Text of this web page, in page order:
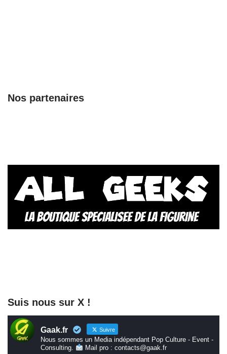
Nos partenaires
Suis nous sur X !
Gaak.fr Suivre
Nous sommes un Media indépendant Pop Culture - Event -
Consulting.
Mail pro : contacts@gaak.fr